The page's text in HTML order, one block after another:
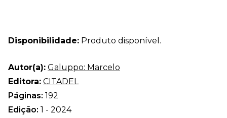
Disponibilidade: Produto disponível.
Autor(a): Galuppo: Marcelo
Editora: CITADEL
Páginas: 192
Edição: 1 - 2024